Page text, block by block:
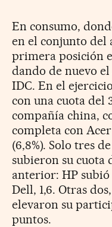
En consumo,
en el conjunto del
primera posición
dando de nuevo el
IDC. En el
con una cuota del
compañía china,
completa con
(6,8%). Solo tres
subieron su cuota
anterior: HP subió
Dell, 1,6. Otras
elevaron su
puntos.